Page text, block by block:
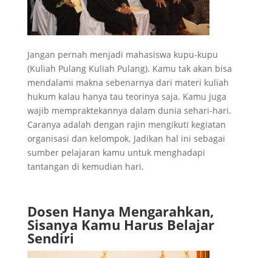
Jangan pernah menjadi mahasiswa kupu-kupu
(Kuliah Pulang Kuliah Pulang). Kamu tak akan bisa
mendalami makna sebenarnya dari materi kuliah
hukum kalau hanya tau teorinya saja. Kamu juga
wajib mempraktekannya dalam dunia sehari-hari.
Caranya adalah dengan rajin mengikuti kegiatan
organisasi dan kelompok. Jadikan hal ini sebagai
sumber pelajaran kamu untuk menghadapi
tantangan di kemudian hari.
Dosen Hanya Mengarahkan,
Sisanya Kamu Harus Belajar
Sendiri